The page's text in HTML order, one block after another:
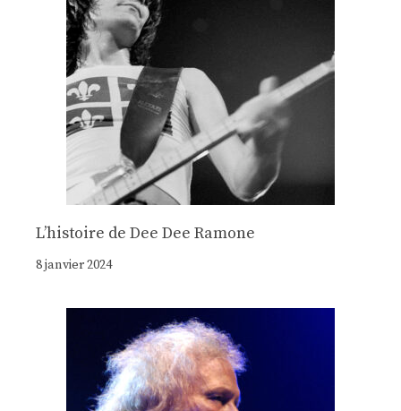
Lʼhistoire de Dee Dee Ramone
8 janvier 2024